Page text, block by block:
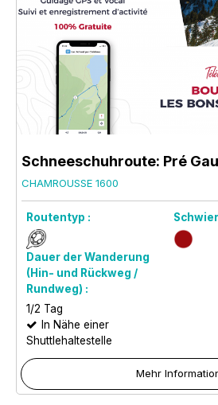
Schneeschuhroute: Pré
CHAMROUSSE 1600
Routentyp :
Dauer der Wanderung
(Hin- und Rückweg /
Rundweg) :
1/2 Tag
In Nähe einer
Shuttlehaltestelle
Mehr